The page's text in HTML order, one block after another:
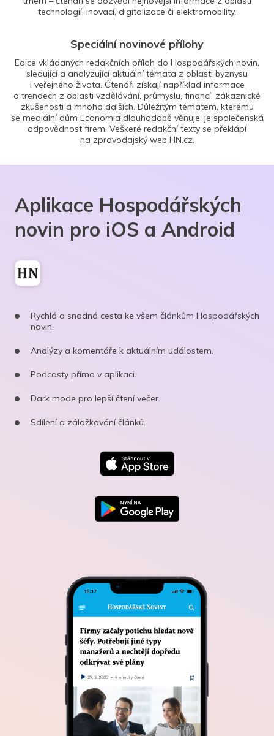
technologií, inovací, digitalizace či elektromobility.
Speciální novinové přílohy
Edice vkládaných redakčních příloh do Hospodářských novin,
sledující a analyzující aktuální témata z oblasti byznysu
i veřejného života. Čtenáři získají například informace
o trendech z oblasti vzdělávání, průmyslu, financí, zákaznické
zkušenosti a mnoha dalších. Důležitým tématem, kterému
se mediální dům Economia dlouhodobě věnuje, je společenská
odpovědnost firem. Veškeré redakční texty se překlápí
na zpravodajský web HN.cz.
Aplikace Hospodářských
novin pro iOS a Android
Rychlá a snadná cesta ke všem článkům Hospodářských
novin.
Analýzy a komentáře k aktuálním událostem.
Podcasty přímo v aplikaci.
Dark mode pro lepší čtení večer.
Sdílení a záložkování článků.